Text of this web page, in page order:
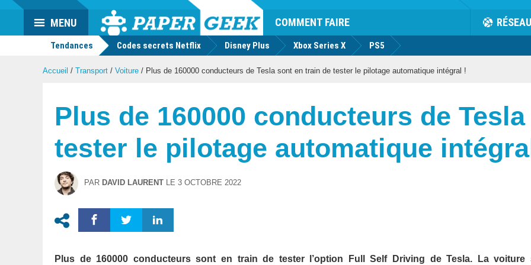
Actu
geek
COMMENT FAIRE RÉSEAU
MENU
Tendances Codes secrets Netflix Disney Plus Xbox Series X PS5
Accueil / Transport / Voiture / Plus de 160000 conducteurs de Tesla sont en train de tester le pilotage automatique intégral !
Plus de 160000 conducteurs de
tester le pilotage automatique
PAR DAVID LAURENT LE 3 OCTOBRE 2022
Plus de 160000 conducteurs sont en train de tester l’option Full Self Driving de Tesla. La voiture